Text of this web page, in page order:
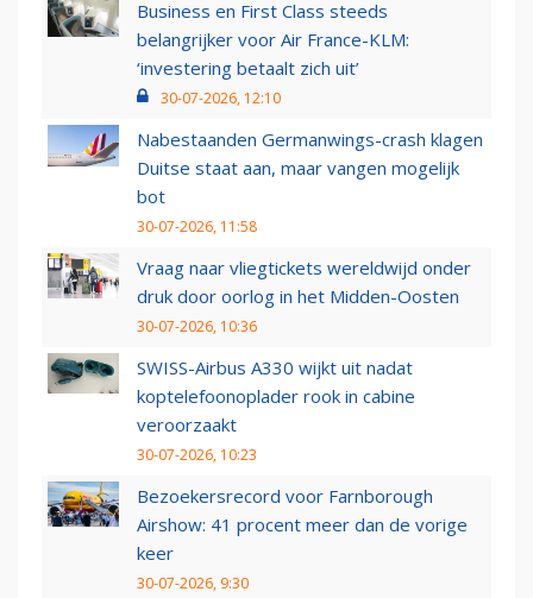
Business en First Class steeds
belangrijker voor Air France-KLM:
‘investering betaalt zich uit’
30-07-2026, 12:10
Nabestaanden Germanwings-crash klagen
Duitse staat aan, maar vangen mogelijk
bot
30-07-2026, 11:58
Vraag naar vliegtickets wereldwijd onder
druk door oorlog in het Midden-Oosten
30-07-2026, 10:36
SWISS-Airbus A330 wijkt uit nadat
koptelefoonoplader rook in cabine
veroorzaakt
30-07-2026, 10:23
Bezoekersrecord voor Farnborough
Airshow: 41 procent meer dan de vorige
keer
30-07-2026, 9:30